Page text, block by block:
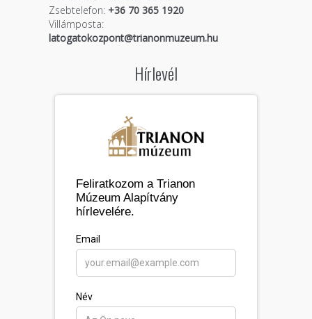
Zsebtelefon:+36 70 365 1920
Villámposta:
latogatokozpont@trianonmuzeum.hu
Hírlevél